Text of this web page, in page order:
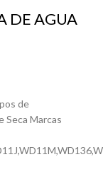
DE AGUA
de
Seca Marcas